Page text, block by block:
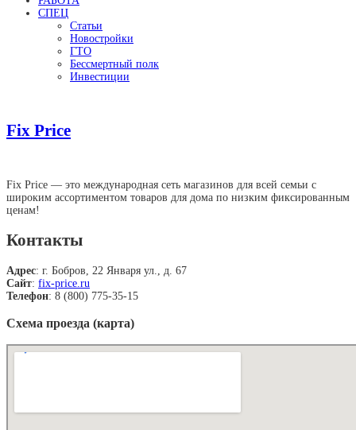
СПЕЦ
Статьи
Новостройки
ГТО
Бессмертный полк
Инвестиции
Fix Price
Fix Price — это международная сеть магазинов для всей семьи с
широким ассортиментом товаров для дома по низким фиксированным
ценам!
Контакты
Адрес: г. Бобров, 22 Января ул., д. 67
Сайт: fix-price.ru
Телефон: 8 (800) 775-35-15
Схема проезда (карта)